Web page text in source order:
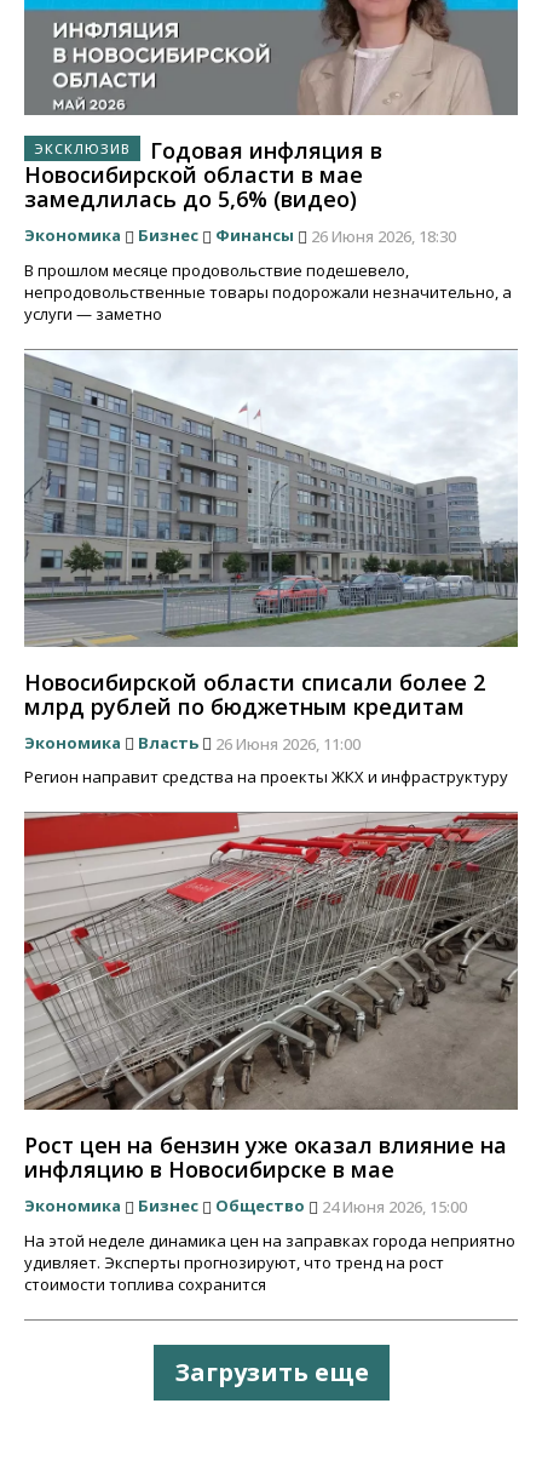
Годовая инфляция в
Новосибирской области в мае
замедлилась до 5,6% (видео)
Экономика Бизнес Финансы
26 Июня 2026, 18:30
В прошлом месяце продовольствие подешевело,
непродовольственные товары подорожали незначительно, а
услуги — заметно
Новосибирской области списали более 2
млрд рублей по бюджетным кредитам
Экономика Власть
26 Июня 2026, 11:00
Регион направит средства на проекты ЖКХ и инфраструктуру
Рост цен на бензин уже оказал влияние на
инфляцию в Новосибирске в мае
Экономика Бизнес Общество
24 Июня 2026, 15:00
На этой неделе динамика цен на заправках города неприятно
удивляет. Эксперты прогнозируют, что тренд на рост
стоимости топлива сохранится
Загрузить еще